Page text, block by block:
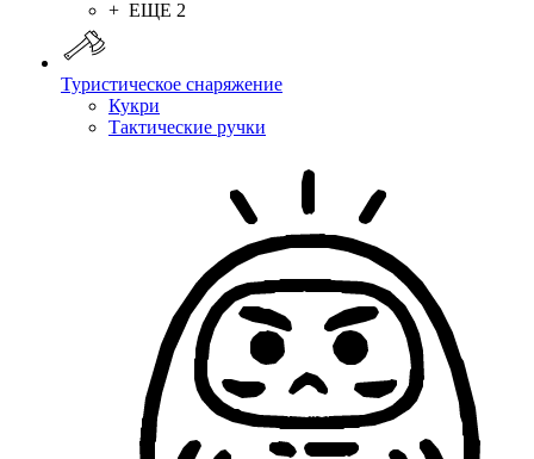
+ ЕЩЕ 2
Туристическое снаряжение
Кукри
Тактические ручки